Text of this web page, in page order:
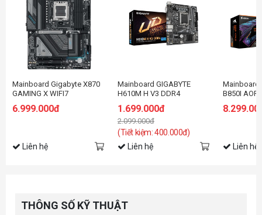
Mainboard Gigabyte X870
GAMING X WIFI7
6.999.000đ
Liên hệ
Mainboard GIGABYTE
H610M H V3 DDR4
1.699.000đ
2.099.000đ
(Tiết kiệm: 400.000đ)
Liên hệ
Mainboard
B850I
Liên hệ
THÔNG SỐ KỸ THUẬT